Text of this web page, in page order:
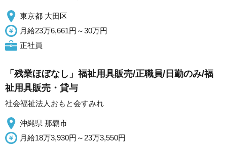
東京都 大田区
月給23万6,661円～30万円
正社員
「残業ほぼなし」福祉用具販売/正職員/日勤のみ/福
祉用具販売・貸与
社会福祉法人おもと会すみれ
沖縄県 那覇市
月給18万3,930円～23万3,550円